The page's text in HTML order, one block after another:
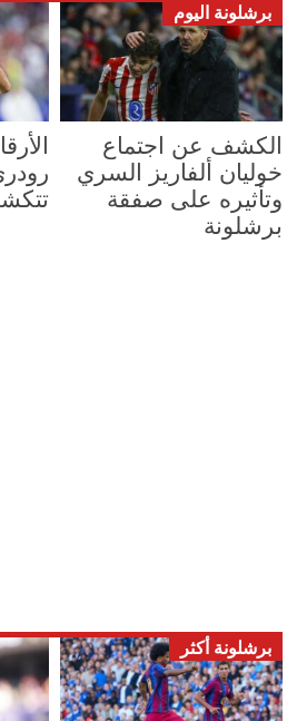
برشلونة اليوم
الكشف عن اجتماع
خوليان ألفاريز السري
وتأثيره على صفقة
برشلونة
برشلونة أكثر